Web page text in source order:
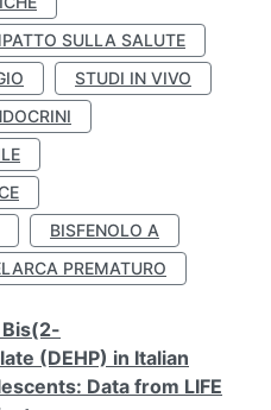
SULLA SALUTE
STUDI IN VIVO
BISFENOLO A
PREMATURO
(DEHP) in Italian
Data from LIFE